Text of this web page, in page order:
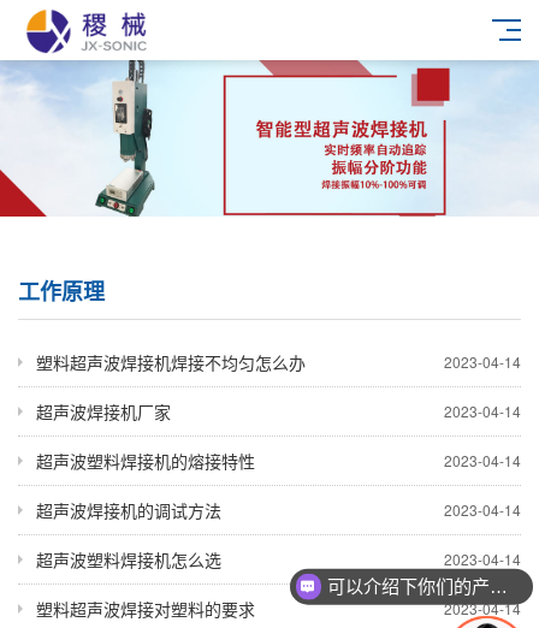
工作原理
2023-04-14
塑料超声波焊接机焊接不均匀怎么办
2023-04-14
超声波焊接机厂家
2023-04-14
超声波塑料焊接机的熔接特性
2023-04-14
超声波焊接机的调试方法
2023-04-14
超声波塑料焊接机怎么选
2023-04-14
塑料超声波焊接对塑料的要求
可以介绍下你们的产品么？